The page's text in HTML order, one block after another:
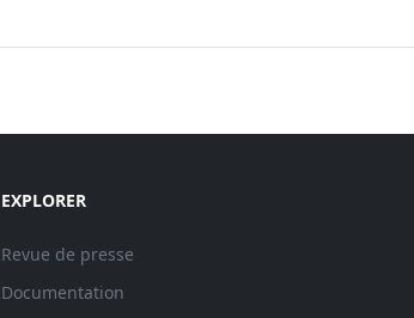
EXPLORER
Revue de presse
Documentation